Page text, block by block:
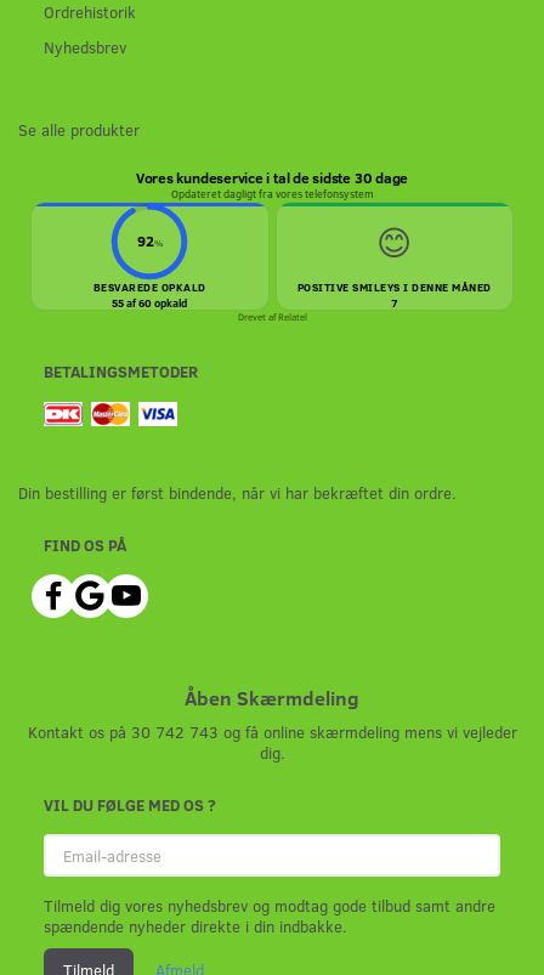
Ordrehistorik
Nyhedsbrev
Se alle produkter
Vores kundeservice i tal de sidste 30 dage
Opdateret dagligt fra vores telefonsystem
92%
BESVAREDE OPKALD
55 af 60 opkald
😊
POSITIVE SMILEYS I DENNE MÅNED
7
Drevet afRelatel
BETALINGSMETODER
Din bestilling er først bindende, når vi har bekræftet din ordre.
FIND OS PÅ
Åben Skærmdeling
Kontakt os på 30 742 743 og få online skærmdeling mens vi vejleder
dig.
VIL DU FØLGE MED OS ?
Email-
adresse
Tilmeld dig vores nyhedsbrev og modtag gode tilbud samt andre
spændende nyheder direkte i din indbakke.
Tilmeld Afmeld